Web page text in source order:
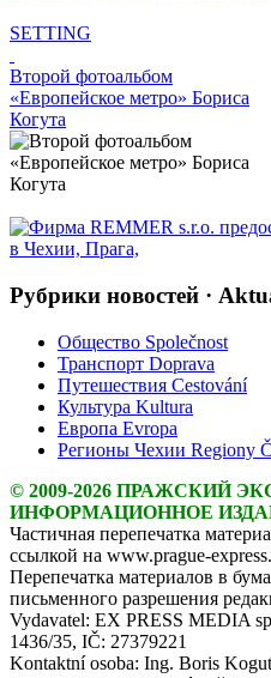
SETTING
Intro Items
Link Items
Show Image
Hide
Второй фотоальбом
«Европейское метро» Бориса
Когута
Рубрики новостей ·
Общество Společnost
Транспорт Doprava
Путешествия Cestování
Культура Kultura
Европа Evropa
Регионы Чехии Regiony
© 2009-2026 ПРАЖСКИЙ
ИНФОРМАЦИОННОЕ
Частичная перепечатка
ссылкой на www.prague-
Перепечатка материалов в
письменного разрешения
Vydavatel: EX PRESS MEDIA
1436/35, IČ: 27379221
Kontaktní osoba: Ing. Boris